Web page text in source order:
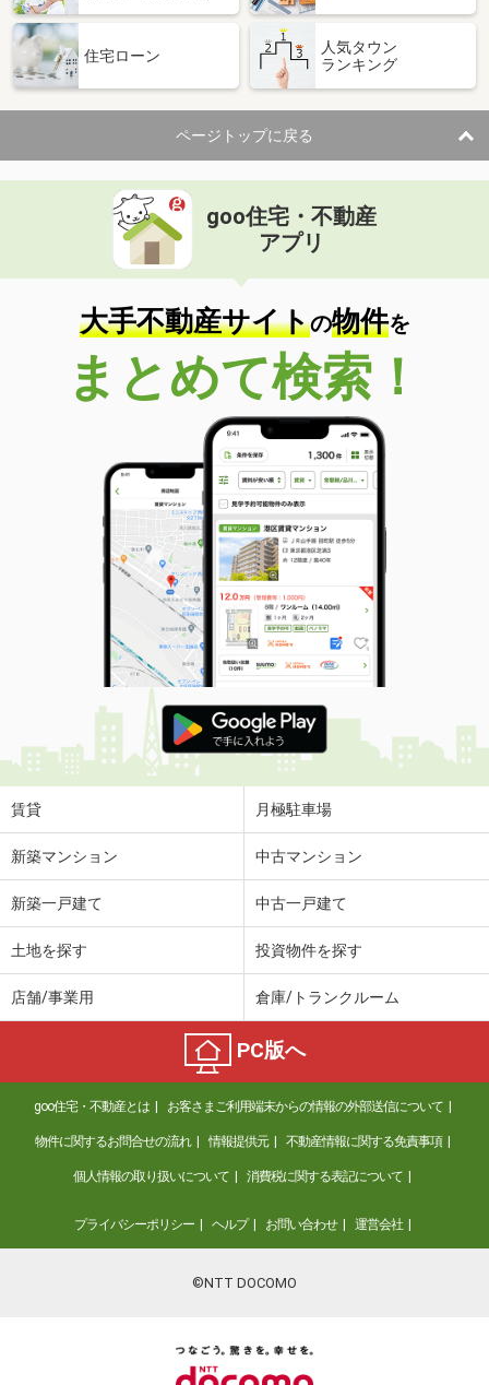
住宅ローン
人気タウン
ランキング
ページトップに戻る
goo住宅・不動産
アプリ
大手不動産サイトの物件を
まとめて検索！
賃貸 月極駐車場
新築マンション 中古マンション
新築一戸建て 中古一戸建て
土地を探す 投資物件を探す
店舗/事業用 倉庫/トランクルーム
PC版へ
goo住宅・不動産とは お客さまご利用端末からの情報の外部送信について
物件に関するお問合せの流れ 情報提供元 不動産情報に関する免責事項
個人情報の取り扱いについて 消費税に関する表記について
プライバシーポリシー ヘルプ お問い合わせ 運営会社
©NTT DOCOMO